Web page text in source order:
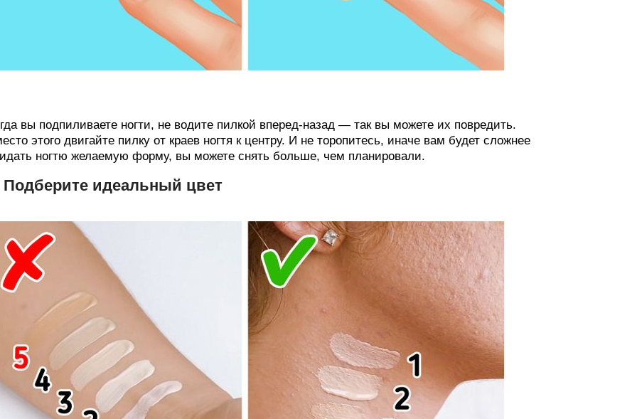
вы подпиливаете ногти, не водите пилкой вперед-назад — так вы можете их повредить.
этого двигайте пилку от краев ногтя к центру. И не торопитесь, иначе вам будет сложнее
ногтю желаемую форму, вы можете снять больше, чем планировали.
Подберите идеальный цвет